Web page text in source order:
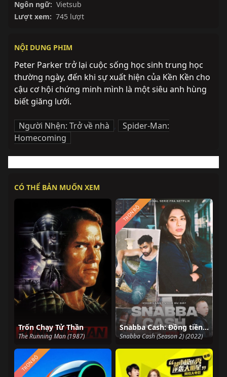
Ngôn ngữ: Vietsub
Lượt xem: 745 lượt
NỘI DUNG PHIM
Peter Parker trở lại cuộc sống học sinh trung học
thường ngày, đến khi sự xuất hiện của Kền Kền cho
cậu cơ hội chứng minh mình là một siêu anh hùng
biết giăng lưới.
Người Nhện: Trở về nhà ,
Spider-Man:
Homecoming
CÓ THỂ BẢN MUỐN XEM
Trốn Chạy Tử Thần
The Running Man (1987)
Snabba Cash: Đồng tiền phi pháp (Phần 2)
Snabba Cash (Season 2) (2022)
TRỌN BỘ
TRỌN BỘ